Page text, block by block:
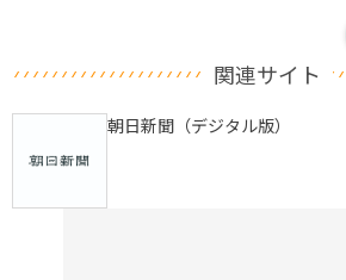
関連サイト
朝日新聞（デジタル版）